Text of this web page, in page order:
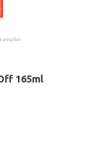
ampliar.
165ml